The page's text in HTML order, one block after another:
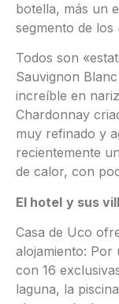
botella, más un
segmento de los
Todos son
Sauvignon
increíble en
Chardonnay
muy refinado y
recientemente
de calor, con
El hotel y sus
Casa de Uco
alojamiento: Por
con 16
laguna, la